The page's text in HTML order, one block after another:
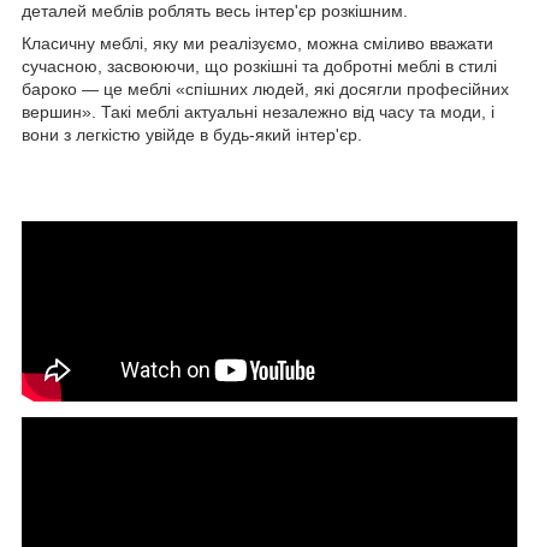
деталей меблів роблять весь інтер'єр розкішним.
Класичну меблі, яку ми реалізуємо, можна сміливо вважати
сучасною, засвоюючи, що розкішні та добротні меблі в стилі
бароко — це меблі «спішних людей, які досягли професійних
вершин». Такі меблі актуальні незалежно від часу та моди, і
вони з легкістю увійде в будь-який інтер'єр.